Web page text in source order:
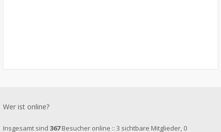
Wer ist online?
Insgesamt sind 367Besucher online :: 3 sichtbare Mitglieder, 0